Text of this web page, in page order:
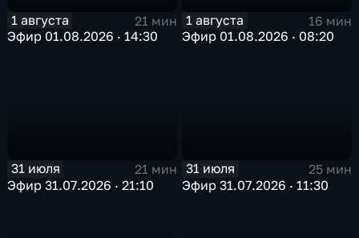
1 августа
21 мин
Эфир 01.08.2026 · 14:30
1 августа
16 мин
Эфир 01.08.2026 · 08:20
31 июля
21 мин
Эфир 31.07.2026 · 21:10
31 июля
25 мин
Эфир 31.07.2026 · 11:30